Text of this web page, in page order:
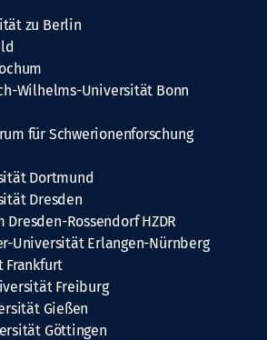
zu Berlin
Wilhelms-Universität Bonn
für Schwerionenforschung
Dortmund
Dresden
Rossendorf HZDR
Universität Erlangen-Nürnberg
Frankfurt
Freiburg
Gießen
Göttingen